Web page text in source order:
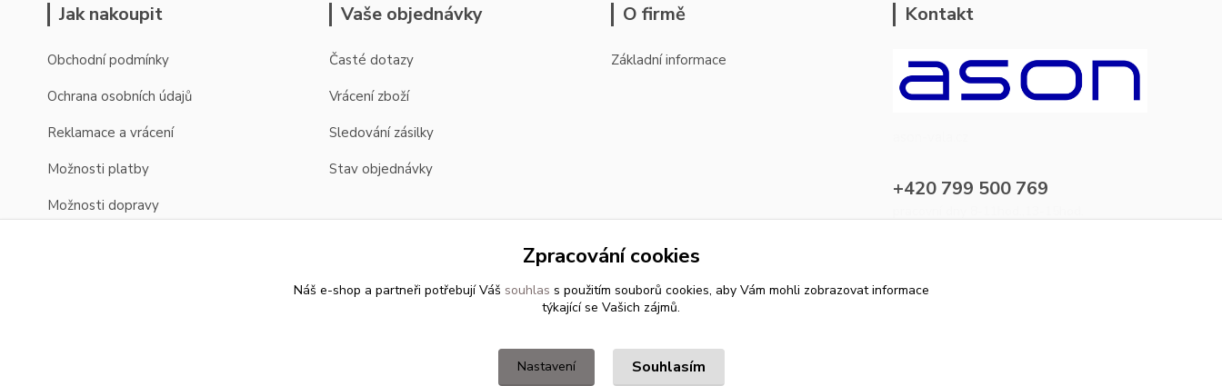
Jak nakoupit
Obchodní podmínky
Ochrana osobních údajů
Reklamace a vrácení
Možnosti platby
Možnosti dopravy
Vaše objednávky
Časté dotazy
Vrácení zboží
Sledování zásilky
Stav objednávky
O firmě
Základní informace
Kontakt
+420 799 500 769
Zpracování cookies
Náš e-shop a partneři potřebují Váš souhlas s použitím souborů cookies, aby Vám mohli zobrazovat informace
týkající se Vašich zájmů.
Nastavení Souhlasím